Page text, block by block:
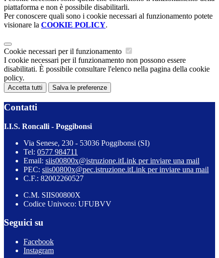
piattaforma e non è possibile disabilitarli.
Per conoscere quali sono i cookie necessari al funzionamento potete
visionare la COOKIE POLICY.
Cookie necessari per il funzionamento
I cookie necessari per il funzionamento non possono essere
disabilitati. È possibile consultare l'elenco nella pagina della cookie
policy.
Accetta tutti Salva le preferenze
Contatti
I.I.S. Roncalli - Poggibonsi
Via Senese, 230 - 53036 Poggibonsi (SI)
Tel: 0577 984711
Email: siis00800x@istruzione.itLink per inviare una mail
PEC: siis00800x@pec.istruzione.itLink per inviare una mail
C.F.: 82002260527
C.M. SIIS00800X
Codice Univoco: UFUBVV
Seguici su
Facebook
Instagram